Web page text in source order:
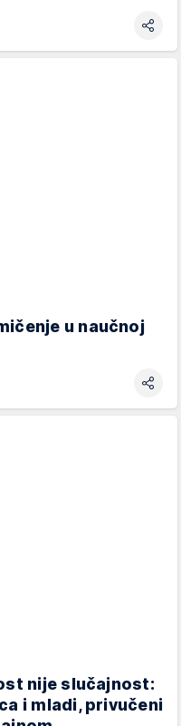
u naučnoj
nije slučajnost:
i mladi, privučeni